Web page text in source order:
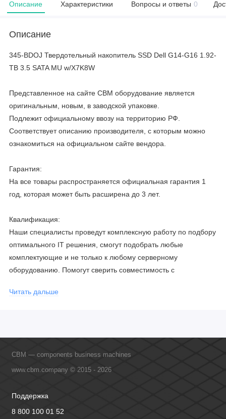
Описание Характеристики Вопросы и ответы 0
Описание
345-BDOJ Твердотельный накопитель SSD Dell G14-G16 1.92-
TB 3.5 SATA MU w/X7K8W
Представленное на сайте CBM оборудование является
оригинальным, новым, в заводской упаковке.
Подлежит официальному ввозу на территорию РФ.
Соответствует описанию производителя, с которым можно
ознакомиться на официальном сайте вендора.
Гарантия:
На все товары распространяется официальная гарантия 1
год, которая может быть расширена до 3 лет.
Квалификация:
Наши специалисты проведут комплексную работу по подбору
оптимального IT решения, смогут подобрать любые
комплектующие и не только к любому серверному
оборудованию. Помогут сверить совместимость с
официальными производителями и проводим регулярное
Читать дальше
CBM — components business machines
www.cbm.company © 2015 - 2026
Поддержка
8 800 100 01 52